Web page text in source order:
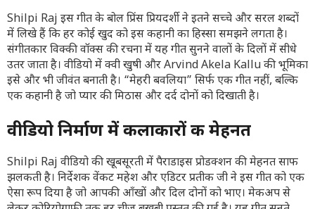
Shilpi Raj इस गीत के बोल प्रिंस प्रियदर्शी ने इतने सच्चे और सरल शब्दों
में लिखे हैं कि हर कोई खुद को इस कहानी का हिस्सा समझने लगता है।
संगीतकार विक्की वॉक्स की रचना में यह गीत सुनने वालों के दिलों में सीधे
उतर जाता है। वीडियो में क्वी खुषी औरArvind Akela Kalluकी भूमिका
इसे और भी जीवंत बनाती है। “मेहरी बवलिया” सिर्फ एक गीत नहीं, बल्कि
एक कहानी है जो प्यार की मिठास और दर्द दोनों को दिखाती है।
वीडियो निर्माण में कलाकारों की मेहनत
Shilpi Raj वीडियो की खूबसूरती में पैराडाइस प्रोडक्शन की मेहनत साफ
झलकती है। निर्देशक वेंकट महेश और एडिटर प्रतीक जी ने इस गीत को एक
ऐसा रूप दिया है जो आपकी आँखों और दिल दोनों को भाए। मेकअप से